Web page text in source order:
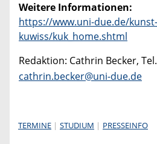
Weitere Informationen:
https://www.uni-due.de/kunst-
kuwiss/kuk_home.shtml
Redaktion: Cathrin Becker,
cathrin.becker@uni-due.de
TERMINE STUDIUM PRESSEINFO